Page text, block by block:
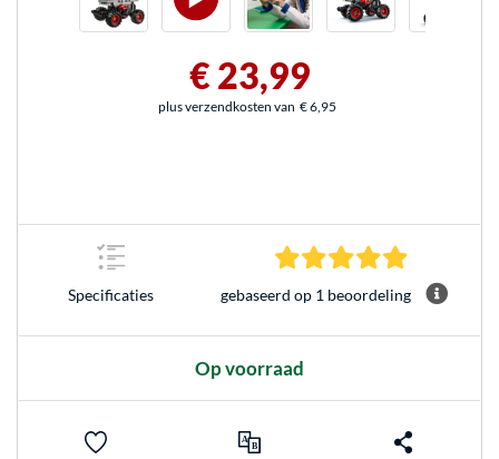
€ 23,99
plus verzendkosten van € 6,95
Specificaties gebaseerd op 1 beoordeling
Op voorraad